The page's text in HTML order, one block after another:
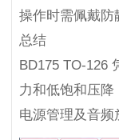
操作时需佩戴防
总结
BD175 TO-126
力和低饱和压降
电源管理及音频